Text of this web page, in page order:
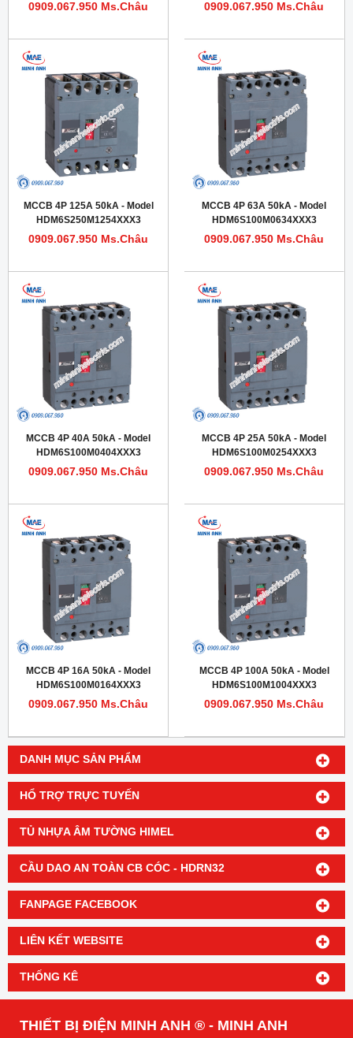
DANH MỤC SẢN PHẨM
HỔ TRỢ TRỰC TUYẾN
TỦ NHỰA ÂM TƯỜNG HIMEL
CẦU DAO AN TOÀN CB CÓC - HDRN32
FANPAGE FACEBOOK
LIÊN KẾT WEBSITE
THỐNG KÊ
0909.067.950 Ms.Châu 0909.067.950 Ms.Châu
MCCB 4P 125A 50kA - Model
HDM6S250M1254XXX3
0909.067.950 Ms.Châu
MCCB 4P 63A 50kA - Model
HDM6S100M0634XXX3
0909.067.950 Ms.Châu
MCCB 4P 40A 50kA - Model
HDM6S100M0404XXX3
0909.067.950 Ms.Châu
MCCB 4P 25A 50kA - Model
HDM6S100M0254XXX3
0909.067.950 Ms.Châu
MCCB 4P 16A 50kA - Model
HDM6S100M0164XXX3
0909.067.950 Ms.Châu
MCCB 4P 100A 50kA - Model
HDM6S100M1004XXX3
0909.067.950 Ms.Châu
THIẾT BỊ ĐIỆN MINH ANH ® - MINH ANH